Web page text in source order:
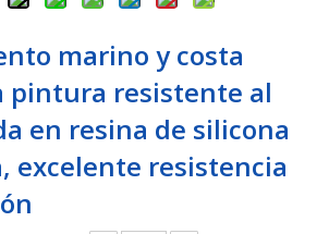
marino y costa
pintura resistente al
en resina de silicona
excelente resistencia